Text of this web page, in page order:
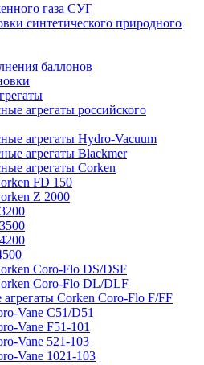
газа СУГ
синтетического природного
баллонов
агрегаты российского
агрегаты Hydro-Vacuum
агрегаты Blackmer
агрегаты Corken
FD 150
Z 2000
Coro-Flo DS/DSF
Coro-Flo DL/DLF
Corken Coro-Flo F/FF
Vane C51/D51
Vane F51-101
Vane 521-103
Vane 1021-103